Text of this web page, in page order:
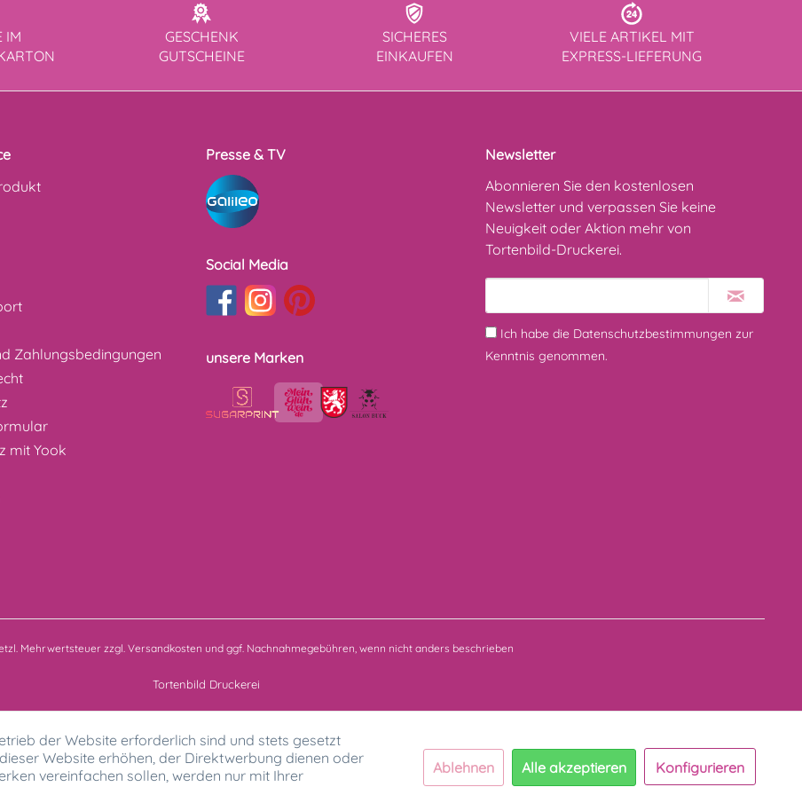
IM
GESCHENK
GUTSCHEINE
SICHERES
EINKAUFEN
VIELE ARTIKEL MIT
EXPRESS-LIEFERUNG
Zahlungsbedingungen
mit Yook
Presse & TV
Social Media
unsere Marken
Newsletter
Abonnieren Sie den kostenlosen
Newsletter und verpassen Sie keine
Neuigkeit oder Aktion mehr von
Tortenbild-Druckerei.
Ich habe die Datenschutzbestimmungen zur
Kenntnis genommen.
Mehrwertsteuer zzgl. Versandkosten und ggf. Nachnahmegebühren, wenn nicht anders beschrieben
Tortenbild Druckerei
der Website erforderlich sind und stets gesetzt
Website erhöhen, der Direktwerbung dienen oder
vereinfachen sollen, werden nur mit Ihrer
Ablehnen Alle akzeptieren Konfigurieren